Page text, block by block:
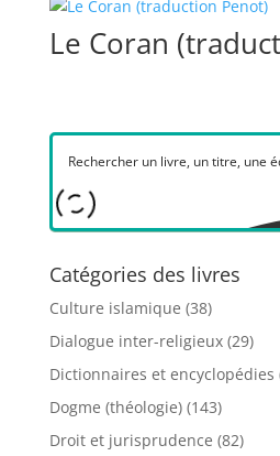
Le Coran
Catégories des livres
Culture islamique (38)
Dialogue inter-religieux (29)
Dictionnaires et encyclopédies
Dogme (théologie) (143)
Droit et jurisprudence (82)